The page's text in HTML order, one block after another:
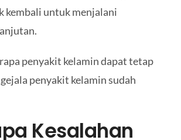
kembali untuk menjalani
penyakit kelamin dapat tetap
penyakit kelamin sudah
Kesalahan